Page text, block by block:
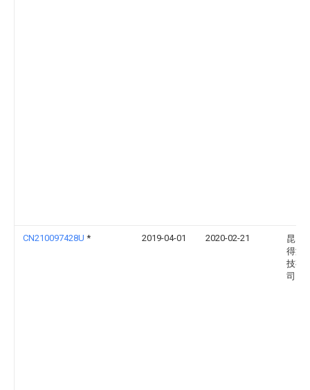
CN210097428U * 2019-04-01 2020-02-21
昆山
得润
技有
司